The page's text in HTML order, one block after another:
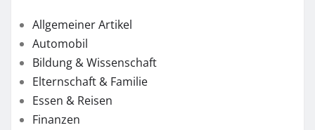
Allgemeiner Artikel
Automobil
Bildung & Wissenschaft
Elternschaft & Familie
Essen & Reisen
Finanzen